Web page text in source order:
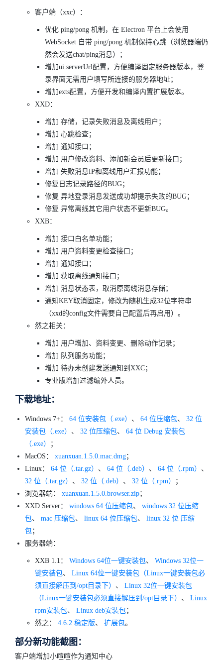
客户端（xxc）：
优化 ping/pong 机制，在 Electron 平台上会使用
WebSocket 自带 ping/pong 机制保持心跳（浏览器端仍
然会发送chat/ping消息）；
增加ui.serverUrl配置，方便编译固定服务器版本，登
录界面无需用户填写所连接的服务器地址；
增加exts配置，方便开发和编译内置扩展版本。
XXD：
增加 存储，记录失败消息及离线用户；
增加 心跳检查；
增加 通知接口；
增加 用户修改资料、添加新会员后更新接口；
增加 失败消息IP和离线用户汇报功能；
修复日志记录路径的BUG；
修复 异地登录消息发送成功却提示失败的BUG；
修复 异常离线其它用户状态不更新BUG。
XXB：
增加 接口白名单功能；
增加 用户资料变更检查接口；
增加 通知接口；
增加 获取离线通知接口；
增加 消息状态表，取消原离线消息存储；
通知KEY取消固定，修改为随机生成32位字符串
（xxd的config文件需要自己配置后再启用）。
然之相关：
增加 用户增加、资料变更、删除动作记录；
增加 队列服务功能；
增加 待办未创建发送通知到XXC；
专业版增加过滤编外人员。
下载地址：
Windows 7+： 64 位安装包（.exe） 、 64 位压缩包、 32 位
安装包（.exe） 、 32 位压缩包、 64 位 Debug 安装包
（.exe）
；
MacOS： xuanxuan.1.5.0.mac.dmg；
Linux： 64 位（.tar.gz） 、 64 位（.deb） 、 64 位（.rpm） 、
32 位（.tar.gz） 、 32 位（.deb） 、 32 位（.rpm）
；
浏览器端： xuanxuan.1.5.0.browser.zip；
XXD Server： windows 64 位压缩包、 windows 32 位压缩
包、 mac 压缩包、 linux 64 位压缩包、 linux 32 位 压缩
包；
服务器端：
XXB 1.1： Windows 64位一键安装包、 Windows 32位一
键安装包、 Linux 64位一键安装包（Linux一键安装包必
须直接解压到/opt目录下） 、 Linux 32位一键安装包
（Linux一键安装包必须直接解压到/opt目录下） 、 Linux
rpm安装包、 Linux deb安装包；
然之： 4.6.2 稳定版、 扩展包。
部分新功能截图：
客户端增加小喧喧作为通知中心